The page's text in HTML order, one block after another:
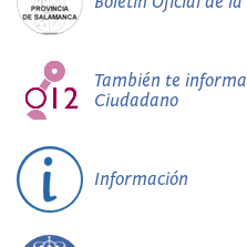
También te
Ciudadano
Información